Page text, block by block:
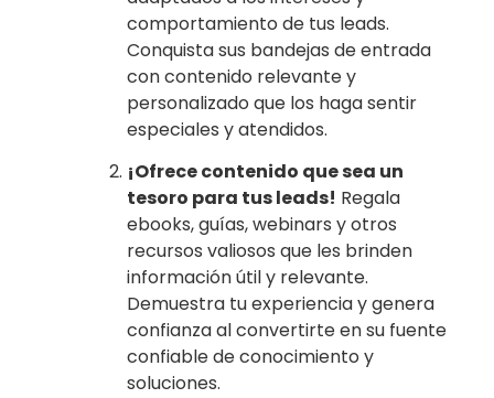
comportamiento de tus leads.
Conquista sus bandejas de entrada
con contenido relevante y
personalizado que los haga sentir
especiales y atendidos.
¡Ofrece contenido que sea un
tesoro para tus leads! Regala
ebooks, guías, webinars y otros
recursos valiosos que les brinden
información útil y relevante.
Demuestra tu experiencia y genera
confianza al convertirte en su fuente
confiable de conocimiento y
soluciones.